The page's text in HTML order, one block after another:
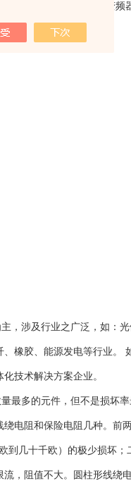
源发电等行业。 如：变频
决方案企业。
，涉及行业之广泛，如：光
橡胶、能源发电等行业。
技术解决方案企业。
最多的元件，但不是损坏
电阻和保险电阻几种。前
到几十千欧）的极少损坏；
，阻值不大。圆柱形线绕